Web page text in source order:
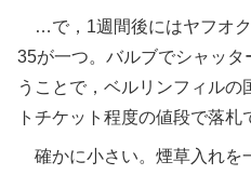
…で，1週間後にはヤフオ
35が一つ。バルブでシャッ
うことで，ベルリンフィル
トチケット程度の値段で落札
確かに小さい。煙草入れを